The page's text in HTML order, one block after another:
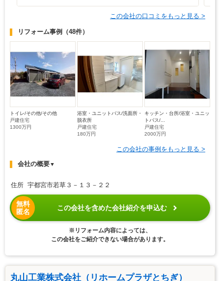
この会社の口コミをもっと見る >
リフォーム事例 （48件）
トイレ/その他/その他
戸建住宅
1300万円
浴室・ユニットバス/洗面所・
脱衣所
戸建住宅
180万円
キッチン・台所/浴室・ユニッ
トバス/...
戸建住宅
2000万円
この会社の事例をもっと見る >
会社の概要▼
住所 宇都宮市若草３－１３－２２
無料
匿名
この会社を含めた会社紹介を申込む
※リフォーム内容によっては、
この会社をご紹介できない場合があります。
丸山工業株式会社（リホームプラザとちぎ）